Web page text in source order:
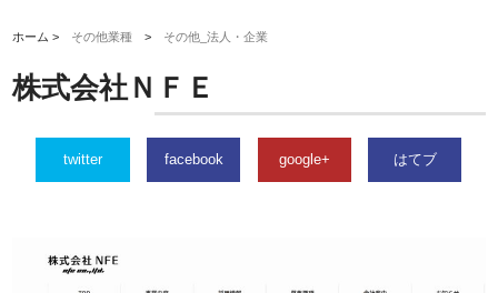
ホーム > その他業種 > その他_法人・企業
株式会社ＮＦＥ
twitter facebook google+ はてブ